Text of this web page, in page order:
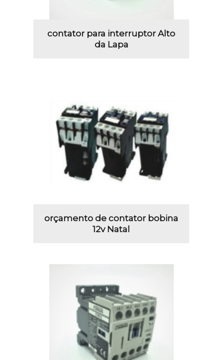
contator para interruptor Alto
da Lapa
orçamento de contator bobina
12v Natal